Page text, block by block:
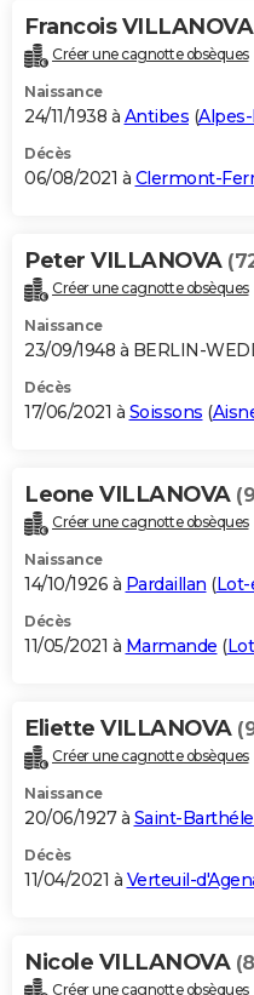
Francois VILLANOVA
Créer une cagnotte obsèques
Naissance
24/11/1938 à Antibes (
Décès
06/08/2021 à Clermont-
Peter VILLANOVA
Créer une cagnotte obsèques
Naissance
23/09/1948 à BERLIN-
Décès
17/06/2021 à Soissons (
Leone VILLANOVA
Créer une cagnotte obsèques
Naissance
14/10/1926 à Pardaillan (Lot-
Décès
11/05/2021 à Marmande (
Eliette VILLANOVA
Créer une cagnotte obsèques
Naissance
20/06/1927 à Saint-
Décès
11/04/2021 à Verteuil-
Nicole VILLANOVA
Créer une cagnotte obsèques